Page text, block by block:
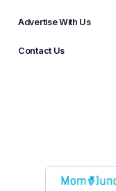
Advertise With Us
Contact Us